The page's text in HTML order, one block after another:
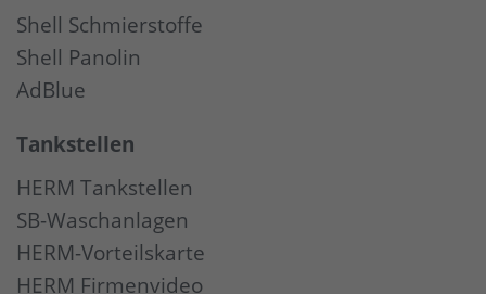
Shell Schmierstoffe
Shell Panolin
AdBlue
Tankstellen
HERM Tankstellen
SB-Waschanlagen
HERM-Vorteilskarte
HERM Firmenvideo